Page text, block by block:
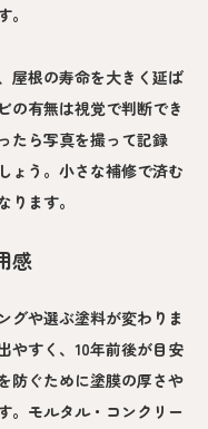
屋根の寿命を大きく延ば
の有無は視覚で判断でき
たら写真を撮って記録
ょう。小さな補修で済む
ます。
感
グや選ぶ塗料が変わりま
やすく、10年前後が目安
防ぐために塗膜の厚さや
。モルタル・コンクリー